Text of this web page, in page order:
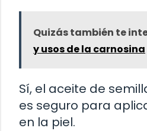
Quizás también te
y usos de la carnosina
Sí, el aceite de
es seguro para
en la piel.